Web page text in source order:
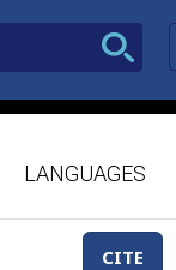
LANGUAGES
CITE